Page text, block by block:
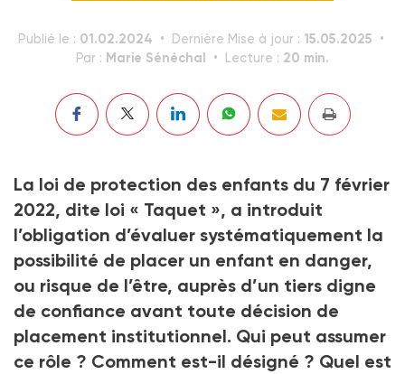
Publié le : 01.02.2024 Dernière Mise à jour : 15.05.2025
Par : Marie Sénéchal Lecture : 20 min.
La loi de protection des enfants du 7 février
2022, dite loi « Taquet », a introduit
l’obligation d’évaluer systématiquement la
possibilité de placer un enfant en danger,
ou risque de l’être, auprès d’un tiers digne
de confiance avant toute décision de
placement institutionnel. Qui peut assumer
ce rôle ? Comment est-il désigné ? Quel est